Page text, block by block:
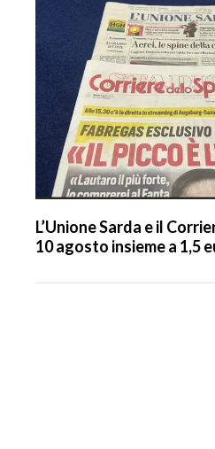
L’Unione Sarda e il
10 agosto insieme a 1,5